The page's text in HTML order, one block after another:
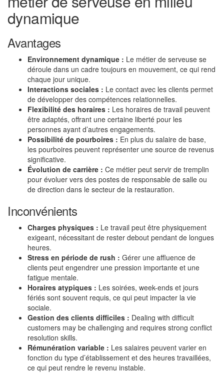
dynamique
Avantages
Environnement dynamique : Le métier de serveuse se
déroule dans un cadre toujours en mouvement, ce qui rend
chaque jour unique.
Interactions sociales : Le contact avec les clients permet
de développer des compétences relationnelles.
Flexibilité des horaires : Les horaires de travail peuvent
être adaptés, offrant une certaine liberté pour les
personnes ayant d’autres engagements.
Possibilité de pourboires : En plus du salaire de base,
les pourboires peuvent représenter une source de revenus
significative.
Évolution de carrière : Ce métier peut servir de tremplin
pour évoluer vers des postes de responsable de salle ou
de direction dans le secteur de la restauration.
Inconvénients
Charges physiques : Le travail peut être physiquement
exigeant, nécessitant de rester debout pendant de longues
heures.
Stress en période de rush : Gérer une affluence de
clients peut engendrer une pression importante et une
fatigue mentale.
Horaires atypiques : Les soirées, week-ends et jours
fériés sont souvent requis, ce qui peut impacter la vie
sociale.
Gestion des clients difficiles : Dealing with difficult
customers may be challenging and requires strong conflict
resolution skills.
Rémunération variable : Les salaires peuvent varier en
fonction du type d’établissement et des heures travaillées,
ce qui peut rendre le revenu instable.